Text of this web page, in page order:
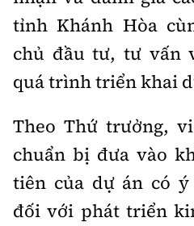
Tổng biên tập:Nguyễn Thị
Nguyễn
Nguyễn Đức Thắng, La Đức
Hotline:
Quảng cáo và
Cấm sao chép dưới mọi
chấp thuận bằng văn bản.
tỉnh Khánh Hòa
chủ đầu tư, tư vấn
quá trình triển khai
Theo Thứ trưởng,
chuẩn bị đưa vào
tiên của dự án có
đối với phát triển